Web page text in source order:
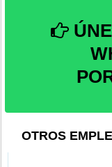
OTROS